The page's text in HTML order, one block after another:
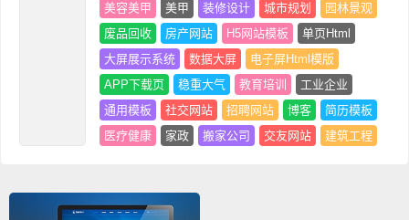
美容美甲
美甲 装修设计 城市规划
园林景观
废品回收
房产网站 H5网站模板
单页Html
大屏展示系统
数据大屏
电子屏Html模版
APP下载页
稳重大气 教育培训
工业企业
通用模板
社交网站 招聘网站 博客
简历模板
医疗健康
家政 搬家公司 交友网站 建筑工程